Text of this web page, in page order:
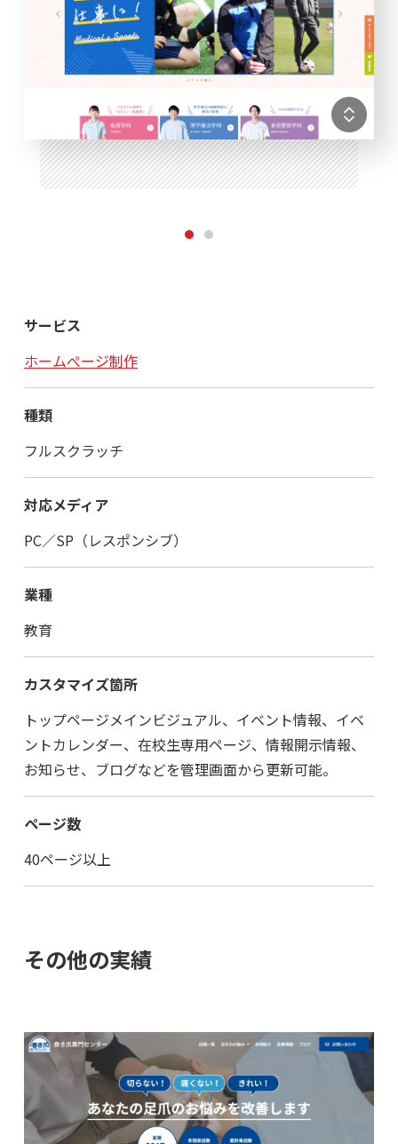
1 2
サービス
ホームぺージ制作
種類
フルスクラッチ
対応メディア
PC／SP（レスポンシブ）
業種
教育
カスタマイズ箇所
トップページメインビジュアル、イベント情報、イベ
ントカレンダー、在校生専用ページ、情報開示情報、
お知らせ、ブログなどを管理画面から更新可能。
ページ数
40ページ以上
その他の実績